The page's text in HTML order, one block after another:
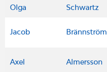
Olga Schwartz
Jacob Brännström
Axel Almersson